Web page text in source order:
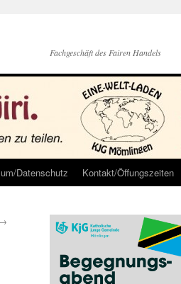
Fachgeschäft des Fairen Handels
Datenschutz Kontakt/Öffungszeiten
→